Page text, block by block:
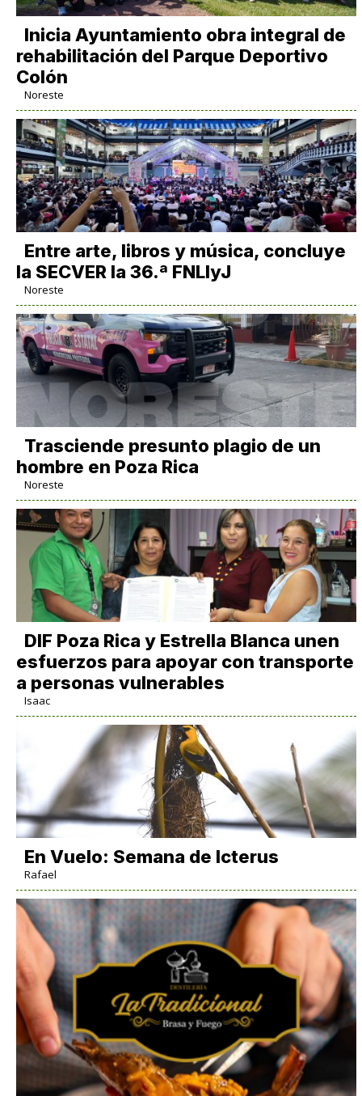
Inicia Ayuntamiento obra integral de
rehabilitación del Parque Deportivo
Colón
Noreste
Entre arte, libros y música, concluye
la SECVER la 36.ª FNLIyJ
Noreste
Trasciende presunto plagio de un
hombre en Poza Rica
Noreste
DIF Poza Rica y Estrella Blanca unen
esfuerzos para apoyar con transporte
a personas vulnerables
Isaac
En Vuelo: Semana de Icterus
Rafael